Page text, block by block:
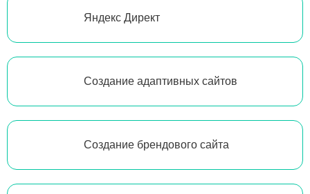
Яндекс Директ
Создание адаптивных сайтов
Создание брендового сайта